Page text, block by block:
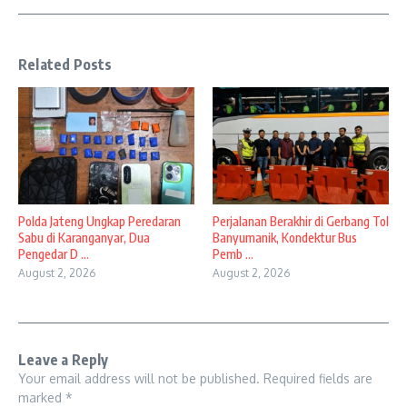
Related Posts
Polda Jateng Ungkap Peredaran
Sabu di Karanganyar, Dua
Pengedar D ...
August 2, 2026
Perjalanan Berakhir di Gerbang Tol
Banyumanik, Kondektur Bus
Pemb ...
August 2, 2026
Leave a Reply
Your email address will not be published. Required fields are
marked *